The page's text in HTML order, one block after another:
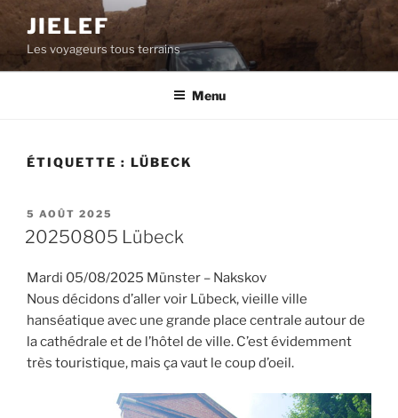
Aller
contenu
principal
JIELEF
Les voyageurs tous terrains
Menu
ÉTIQUETTE : LÜBECK
PUBLIÉ
LE
5 AOÛT 2025
20250805 Lübeck
Mardi 05/08/2025 Münster – Nakskov
Nous décidons d’aller voir Lübeck, vieille ville
hanséatique avec une grande place centrale autour de
la cathédrale et de l’hôtel de ville. C’est évidemment
très touristique, mais ça vaut le coup d’oeil.